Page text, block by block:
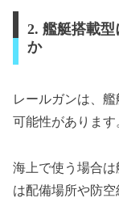
2. 艦艇搭載
か
レールガンは、
可能性があります
海上で使う場合
は配備場所や防空